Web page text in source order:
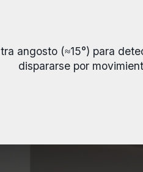
angosto (≈15°) para
dispararse por